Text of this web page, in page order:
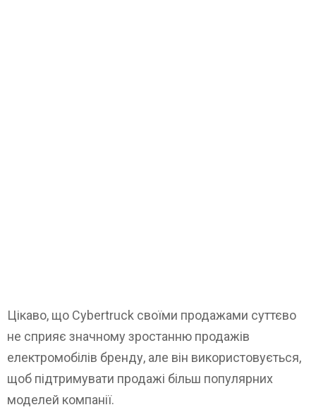
Цікаво, що Cybertruck своїми продажами суттєво
не сприяє значному зростанню продажів
електромобілів бренду, але він використовується,
щоб підтримувати продажі більш популярних
моделей компанії.